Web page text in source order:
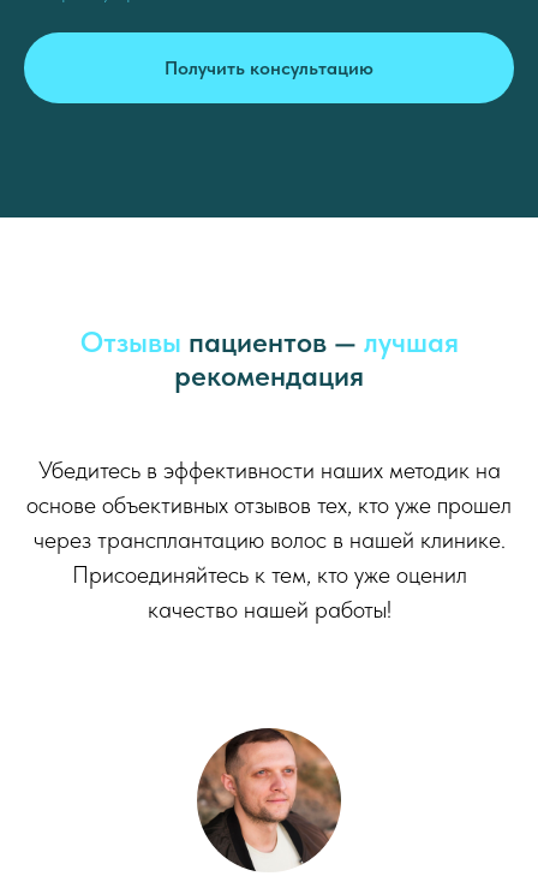
Получить консультацию
Отзывы пациентов — лучшая
рекомендация
Убедитесь в эффективности наших методик на
основе объективных отзывов тех, кто уже прошел
через трансплантацию волос в нашей клинике.
Присоединяйтесь к тем, кто уже оценил
качество нашей работы!